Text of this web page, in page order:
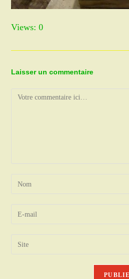
Views: 0
Laisser un commentaire
Comment
Enter
Enter
address
Saisir